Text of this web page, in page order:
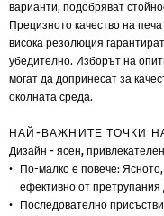
варианти, подобряват
Прецизното качество на
висока резолюция
убедително. Изборът на
могат да допринесат за
околната среда.
НАЙ-ВАЖНИТЕ ТОЧКИ
Дизайн - ясен,
По-малко е повече:
ефективно от претрупания
Последователно